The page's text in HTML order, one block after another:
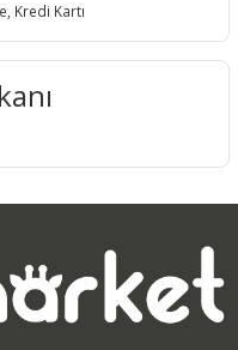
Kredi Kartı